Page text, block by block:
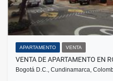
APARTAMENTO VENTA
VENTA DE APARTAMENTO EN
Bogotá D.C., Cundinamarca,